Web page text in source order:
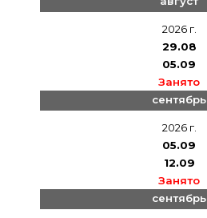
2026 г.
29.08
05.09
Занято
сентябрь
2026 г.
05.09
12.09
Занято
сентябрь